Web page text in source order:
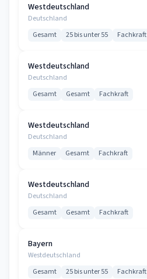
Westdeutschland
Deutschland
Gesamt 25 bis unter 55 Fachkraft
Westdeutschland
Deutschland
Gesamt Gesamt Fachkraft
Westdeutschland
Deutschland
Männer Gesamt Fachkraft
Westdeutschland
Deutschland
Gesamt Gesamt Fachkraft
Bayern
Westdeutschland
Gesamt 25 bis unter 55 Fachkraft